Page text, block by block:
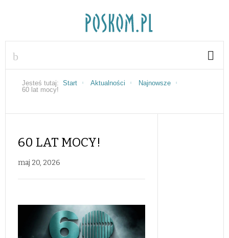
Jesteś tutaj: Start Aktualności
Najnowsze
60 lat mocy!
60 LAT MOCY!
maj 20, 2026